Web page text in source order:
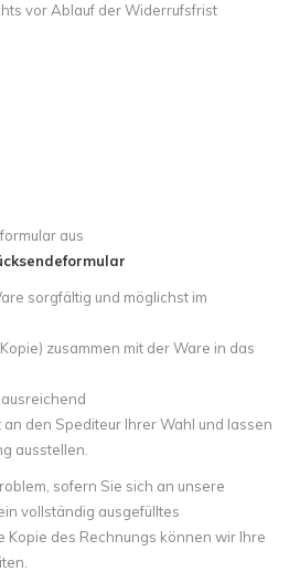
vor Ablauf der Widerrufsfrist
aus
sorgfältig und möglichst im
zusammen mit der Ware in das
den Spediteur Ihrer Wahl und lassen
ausstellen.
sofern Sie sich an unsere
vollständig ausgefülltes
Kopie des Rechnungs können wir Ihre